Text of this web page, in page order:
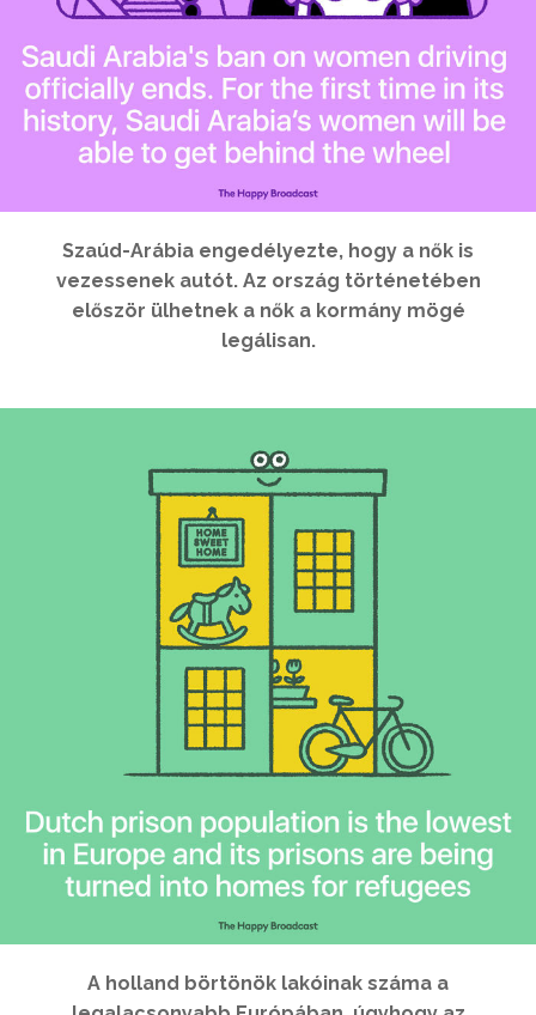
Szaúd-Arábia engedélyezte, hogy a nők is
vezessenek autót. Az ország történetében
először ülhetnek a nők a kormány mögé
legálisan.
A holland börtönök lakóinak száma a